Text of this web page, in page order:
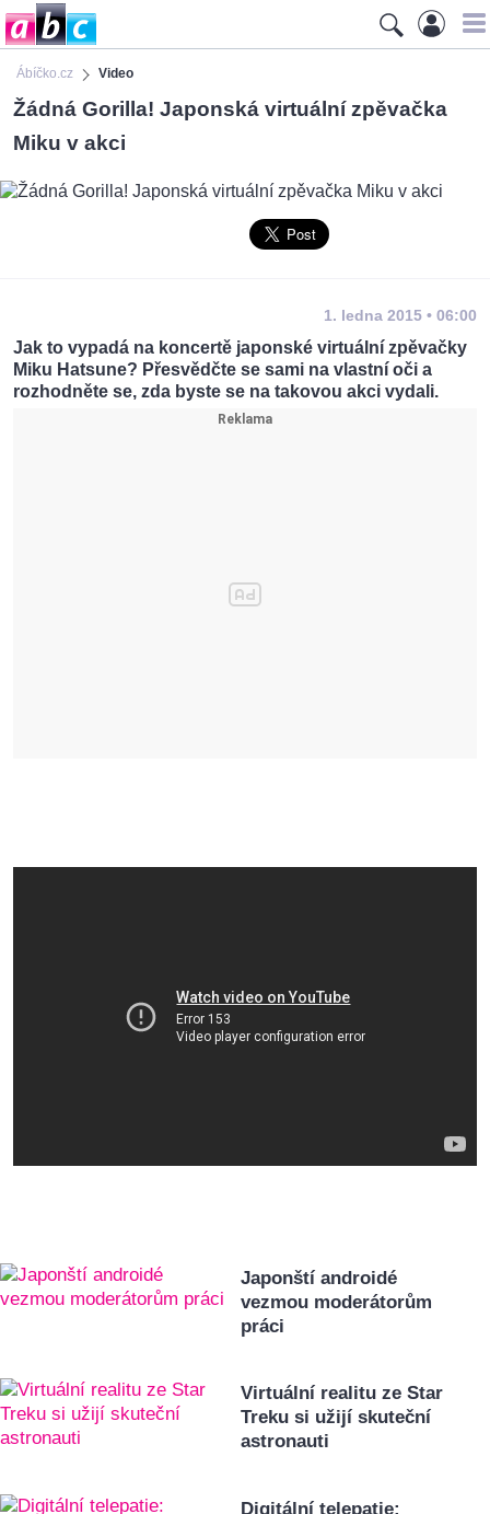
Ábíčko.cz Video
Žádná Gorilla! Japonská virtuální zpěvačka
Miku v akci
1. ledna 2015 • 06:00
Jak to vypadá na koncertě japonské virtuální zpěvačky
Miku Hatsune? Přesvědčte se sami na vlastní oči a
rozhodněte se, zda byste se na takovou akci vydali.
Japonští androidé
vezmou moderátorům
práci
Virtuální realitu ze Star
Treku si užijí skuteční
astronauti
Digitální telepatie: